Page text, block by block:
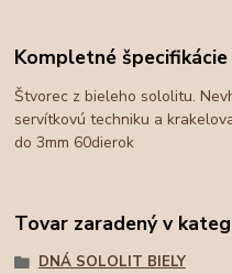
Kompletné špecifikácie
Štvorec z bieleho sololitu.
servítkovú techniku a
do 3mm 60dierok
Tovar zaradený v
DNÁ SOLOLIT BIELY